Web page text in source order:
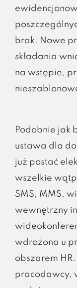
brak. Nowe
składania
na wstępie,
Podobnie jak
ustawa dla
już postać
wszelkie
SMS, MMS,
wewnętrzny
wdrożona u
obszarem
pracodawcy,